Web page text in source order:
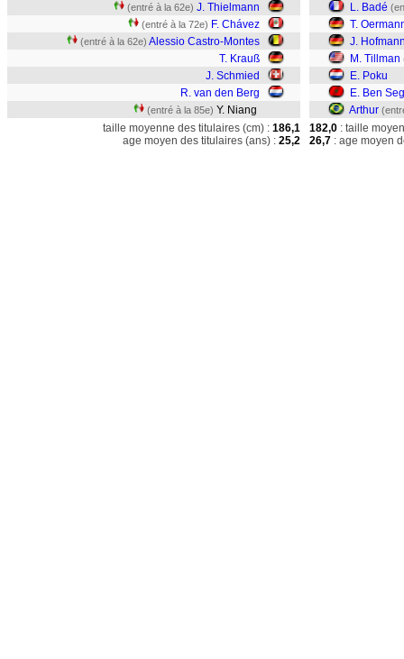
(entré à la 62e) J. Thielmann
(entré à la 72e) F. Chávez
(entré à la 62e) Alessio Castro-Montes
T. Krauß
J. Schmied
R. van den Berg
(entré à la 85e) Y. Niang
L. Badé
T.
J.
M. Tillman
E. Poku
E. Ben
Arthur
taille moyenne des titulaires (cm) : 186,1
age moyen des titulaires (ans) : 25,2
182,0 : taille
26,7 : age moyen